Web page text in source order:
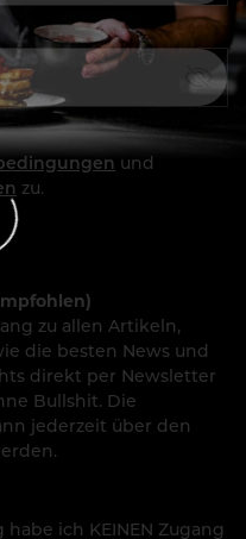
und
zu.
zu allen Artikeln,
die besten News und
direkt per Newsletter
Bullshit. Die
jederzeit über den
ich KEINEN Zugang